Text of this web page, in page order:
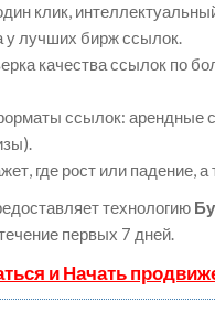
клик,
у лучших бирж ссылок.
качества ссылок по
ссылок: арендные
где рост или падение,
технологию
первых 7 дней.
и Начать